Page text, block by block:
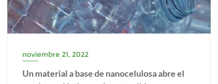
noviembre 21, 2022
Un material a base de nanocelulosa abre el